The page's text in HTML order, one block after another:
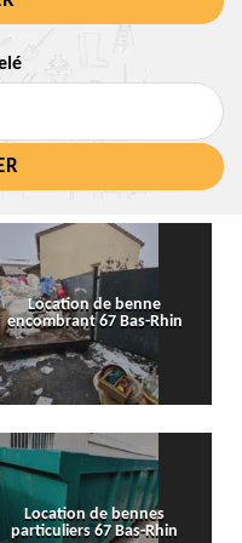
Location de benne
encombrant 67 Bas-Rhin
Location de bennes
particuliers 67 Bas-Rhin